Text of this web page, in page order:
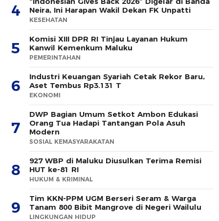
4
Neira, Ini Harapan Wakil Dekan FK Unpatti
KESEHATAN
5
Komisi XIII DPR RI Tinjau Layanan Hukum
Kanwil Kemenkum Maluku
PEMERINTAHAN
6
Industri Keuangan Syariah Cetak Rekor Baru,
Aset Tembus Rp3.131 T
EKONOMI
7
DWP Bagian Umum Setkot Ambon Edukasi
Orang Tua Hadapi Tantangan Pola Asuh
Modern
SOSIAL KEMASYARAKATAN
8
927 WBP di Maluku Diusulkan Terima Remisi
HUT ke-81 RI
HUKUM & KRIMINAL
9
Tim KKN-PPM UGM Berseri Seram & Warga
Tanam 800 Bibit Mangrove di Negeri Wailulu
LINGKUNGAN HIDUP